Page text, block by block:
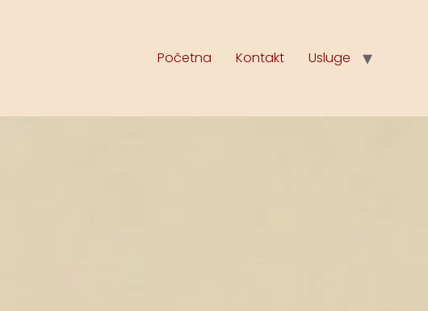
Početna Kontakt Usluge